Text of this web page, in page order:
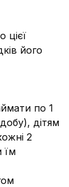
цієї
його
по 1
дітям
2
їм